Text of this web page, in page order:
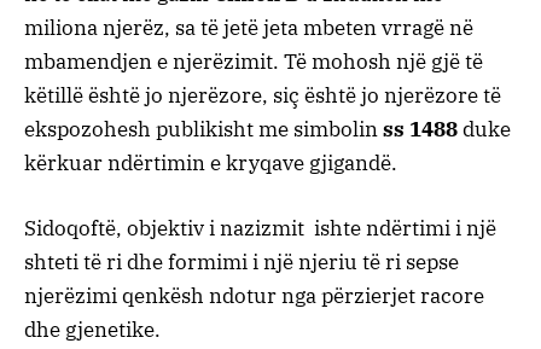
miliona njerëz, sa të jetë jeta mbeten vrragë në
mbamendjen e njerëzimit. Të mohosh një gjë të
këtillë është jo njerëzore, siç është jo njerëzore të
ekspozohesh publikisht me simbolinss 1488duke
kërkuar ndërtimin e kryqave gjigandë.
Sidoqoftë, objektiv i nazizmit ishte ndërtimi i një
shteti të ri dhe formimi i një njeriu të ri sepse
njerëzimi qenkësh ndotur nga përzierjet racore
dhe gjenetike.